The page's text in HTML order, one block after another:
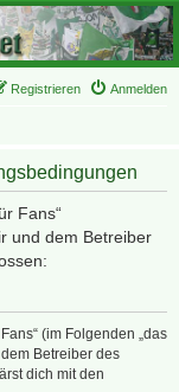
Anmelden
Registrieren
Fans“
und dem Betreiber
(im Folgenden „das
Betreiber des
dich mit den